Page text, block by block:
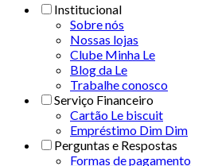
Institucional
Sobre nós
Nossas lojas
Clube Minha Le
Blog da Le
Trabalhe conosco
Serviço Financeiro
Cartão Le biscuit
Empréstimo Dim Dim
Perguntas e Respostas
Formas de pagamento